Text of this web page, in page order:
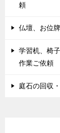
頼
仏壇、お位
学習机、椅
作業ご依頼
庭石の回収